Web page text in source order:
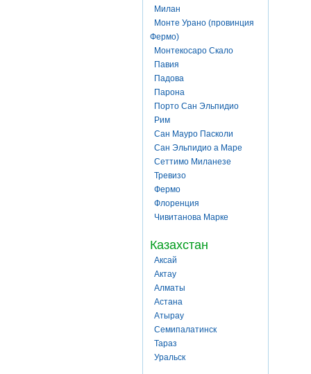
Милан
Монте Урано (провинция
Фермо)
Монтекосаро Скало
Павия
Падова
Парона
Порто Сан Эльпидио
Рим
Сан Мауро Пасколи
Сан Эльпидио а Маре
Сеттимо Миланезе
Тревизо
Фермо
Флоренция
Чивитанова Марке
Казахстан
Аксай
Актау
Алматы
Астана
Атырау
Семипалатинск
Тараз
Уральск